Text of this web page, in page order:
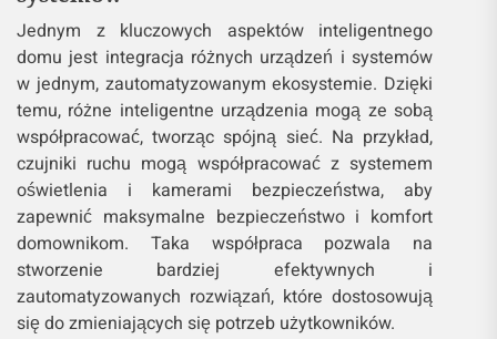
Jednym z kluczowych aspektów inteligentnego
domu jest integracja różnych urządzeń i systemów
w jednym, zautomatyzowanym ekosystemie. Dzięki
temu, różne inteligentne urządzenia mogą ze sobą
współpracować, tworząc spójną sieć. Na przykład,
czujniki ruchu mogą współpracować z systemem
oświetlenia i kamerami bezpieczeństwa, aby
zapewnić maksymalne bezpieczeństwo i komfort
domownikom. Taka współpraca pozwala na
stworzenie bardziej efektywnych i
zautomatyzowanych rozwiązań, które dostosowują
się do zmieniających się potrzeb użytkowników.